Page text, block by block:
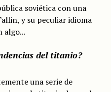
soviética con una
y su peculiar idioma
algo...
del titanio?
una serie de